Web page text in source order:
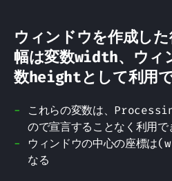
ウィンドウを作成し
幅は変数width、ウィ
数heightとして利用
これらの変数は、
ので宣言することなく利用で
ウィンドウの中心の座
なる